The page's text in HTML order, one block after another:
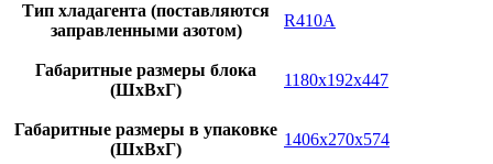
Тип хладагента (поставляются
заправленными азотом)
R410A
Габаритные размеры блока
(ШxВxГ)
1180x192x447
Габаритные размеры в упаковке
(ШxВxГ)
1406x270x574